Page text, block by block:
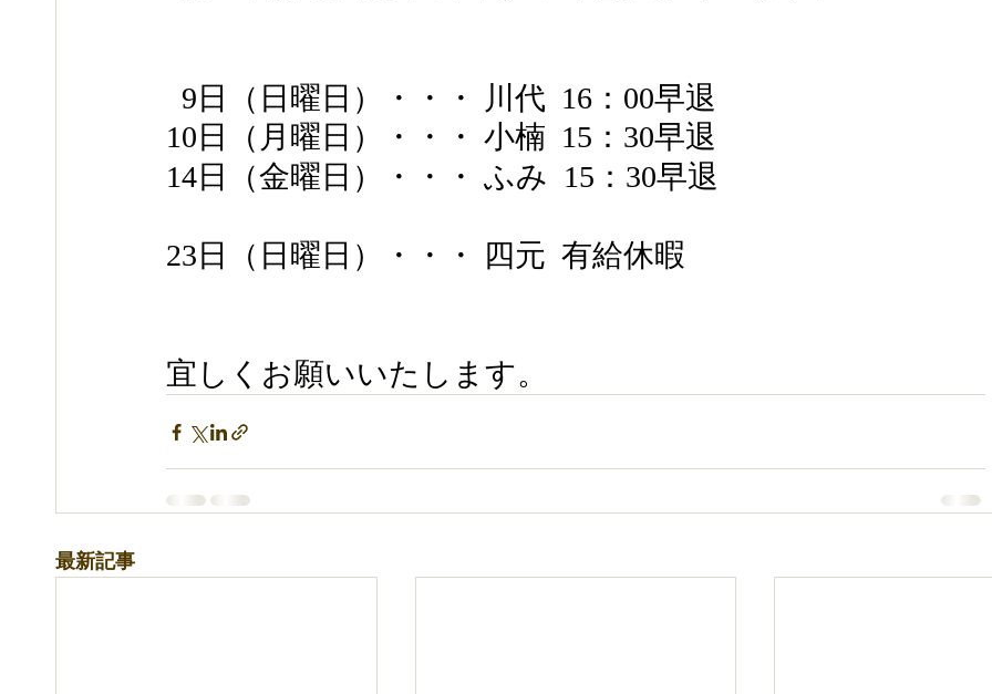
  9日（日曜日）・・・ 川代  16：00早退
10日（月曜日）・・・ 小楠  15：30早退
14日（金曜日）・・・ ふみ  15：30早退
23日（日曜日）・・・ 四元  有給休暇
宜しくお願いいたします。
最新記事